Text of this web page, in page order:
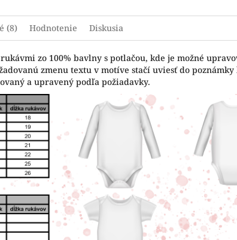
(8) Hodnotenie Diskusia
zo 100% bavlny s potlačou, kde je možné
zmenu textu v motíve stačí uviesť do poznámky
a upravený podľa požiadavky.